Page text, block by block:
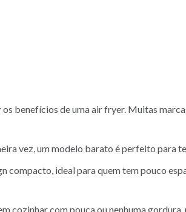
benefícios de uma air fryer. Muitas
vez, um modelo barato é perfeito para
ideal para quem tem pouco
cozinhar com pouca ou nenhuma